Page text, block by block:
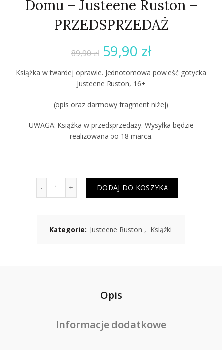
Domu – Justeene Ruston –
PRZEDSPRZEDAŻ
89,90zł 59,90 zł
Książka w twardej oprawie. Jednotomowa powieść gotycka
Justeene Ruston, 16+
(opis oraz darmowy fragment niżej)
UWAGA: Książka w przedsprzedaży. Wysyłka będzie
realizowana po 18 marca.
DODAJ DO KOSZYKA
Kategorie: Justeene Ruston , Książki
Opis
Informacje dodatkowe